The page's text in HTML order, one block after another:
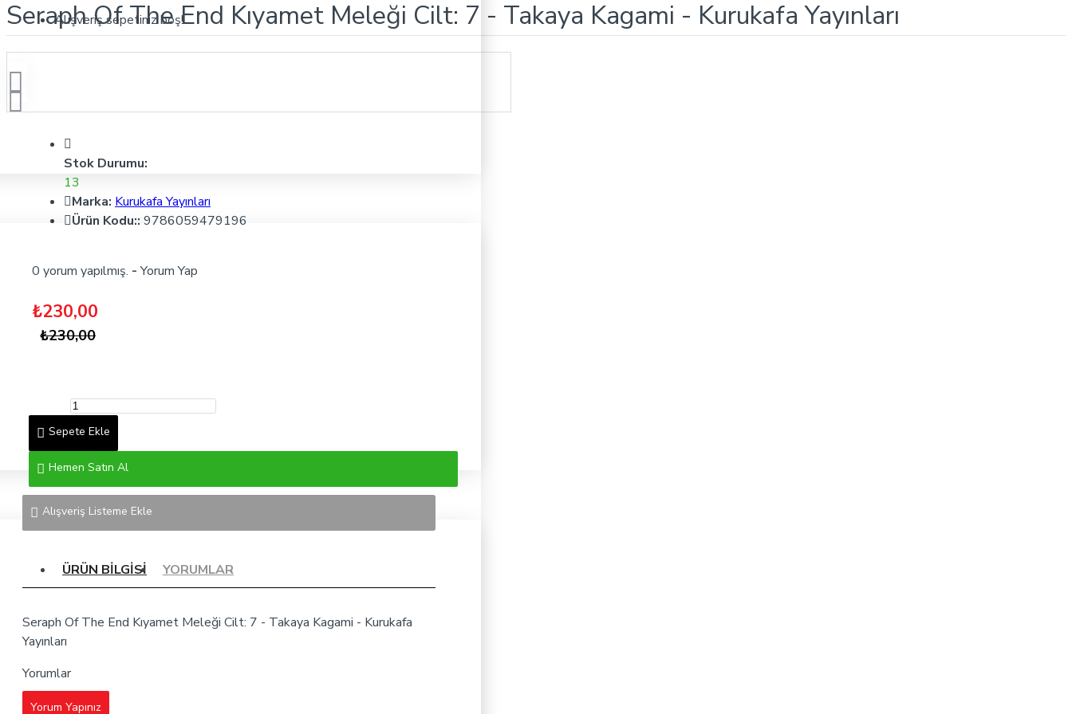
Alışveriş sepetiniz boş!
Seraph Of The End Kıyamet Meleği Cilt: 7 - Takaya Kagami - Kurukafa Yayınları
Stok Durumu:
13
Marka: Kurukafa Yayınları
Ürün Kodu:: 9786059479196
0 yorum yapılmış. - Yorum Yap
₺230,00
₺230,00
Sepete Ekle
Hemen Satın Al
Alışveriş Listeme Ekle
ÜRÜN BILGISI YORUMLAR
Seraph Of The End Kıyamet Meleği Cilt: 7 - Takaya Kagami - Kurukafa
Yayınları
Yorumlar
Yorum Yapınız